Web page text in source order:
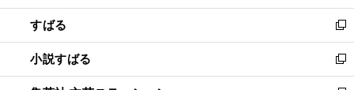
開
く
ウ
で
開
く
ン
ド
ウ
で
開
すばる
新
し
い
ウ
小説すばる
新
し